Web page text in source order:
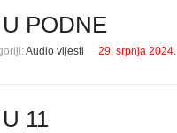
PODNE
Audio vijesti 29. srpnja 2024.
11